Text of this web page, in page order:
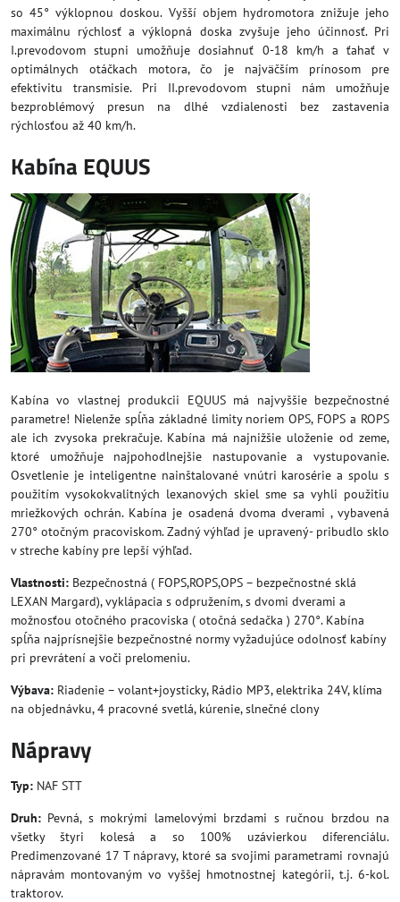
so 45° výklopnou doskou. Vyšší objem hydromotora znižuje jeho
maximálnu rýchlosť a výklopná doska zvyšuje jeho účinnosť. Pri
I.prevodovom stupni umožňuje dosiahnuť 0-18 km/h a ťahať v
optimálnych otáčkach motora, čo je najväčším prínosom pre
efektivitu transmisie. Pri II.prevodovom stupni nám umožňuje
bezproblémový presun na dlhé vzdialenosti bez zastavenia
rýchlosťou až 40 km/h.
Kabína EQUUS
Kabína vo vlastnej produkcii EQUUS má najvyššie bezpečnostné
parametre! Nielenže spĺňa základné limity noriem OPS, FOPS a ROPS
ale ich zvysoka prekračuje. Kabína má najnižšie uloženie od zeme,
ktoré umožňuje najpohodlnejšie nastupovanie a vystupovanie.
Osvetlenie je inteligentne nainštalované vnútri karosérie a spolu s
použitím vysokokvalitných lexanových skiel sme sa vyhli použitiu
mriežkových ochrán. Kabína je osadená dvoma dverami , vybavená
270° otočným pracoviskom. Zadný výhľad je upravený- pribudlo sklo
v streche kabíny pre lepší výhľad.
Vlastnosti: Bezpečnostná ( FOPS,ROPS,OPS – bezpečnostné sklá
LEXAN Margard), vyklápacia s odpružením, s dvomi dverami a
možnosťou otočného pracoviska ( otočná sedačka ) 270°. Kabína
spĺňa najprísnejšie bezpečnostné normy vyžadujúce odolnosť kabíny
pri prevrátení a voči prelomeniu.
Výbava: Riadenie – volant+joysticky, Rádio MP3, elektrika 24V, klíma
na objednávku, 4 pracovné svetlá, kúrenie, slnečné clony
Nápravy
Typ: NAF STT
Druh: Pevná, s mokrými lamelovými brzdami s ručnou brzdou na
všetky štyri kolesá a so 100% uzávierkou diferenciálu.
Predimenzované 17 T nápravy, ktoré sa svojimi parametrami rovnajú
nápravám montovaným vo vyššej hmotnostnej kategórii, t.j. 6-kol.
traktorov.